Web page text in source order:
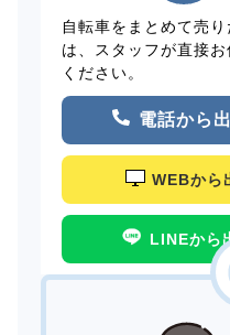
自転車をまとめて売
は、スタッフが直接
ください。
電話から
WEBから
LINEから